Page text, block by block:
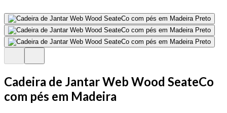
Cadeira de Jantar Web Wood SeateCo
com pés em Madeira